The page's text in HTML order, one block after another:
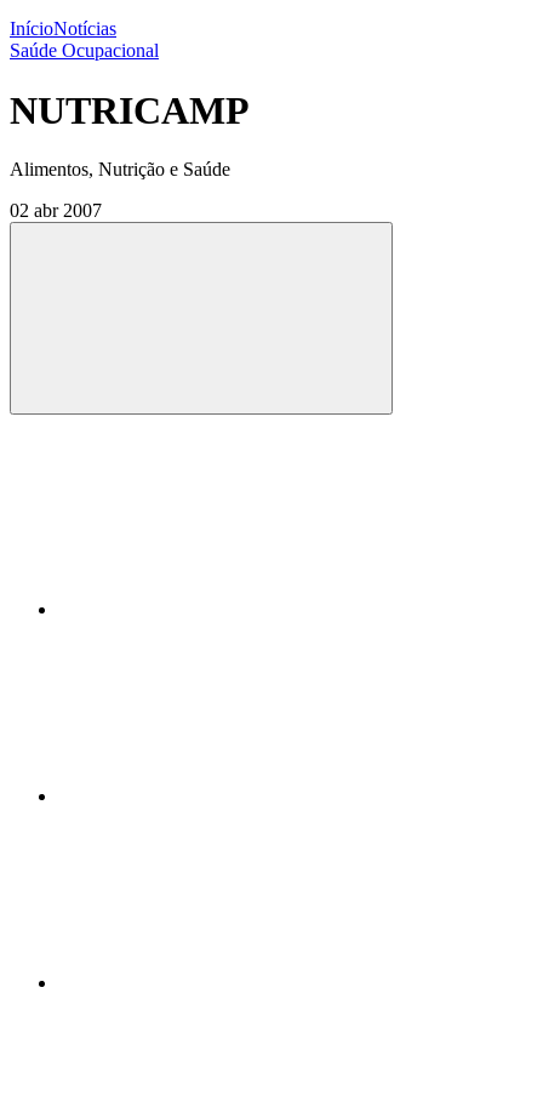
InícioNotícias
Saúde Ocupacional
NUTRICAMP
Alimentos, Nutrição e Saúde
02 abr 2007
Compartilhar